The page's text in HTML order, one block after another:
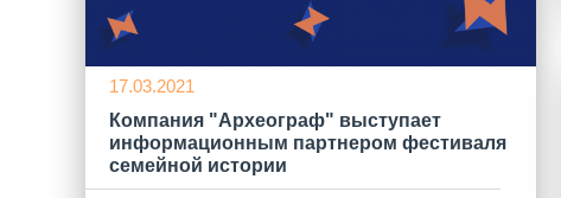
17.03.2021
Компания "Археограф" выступает
информационным партнером фестиваля
семейной истории